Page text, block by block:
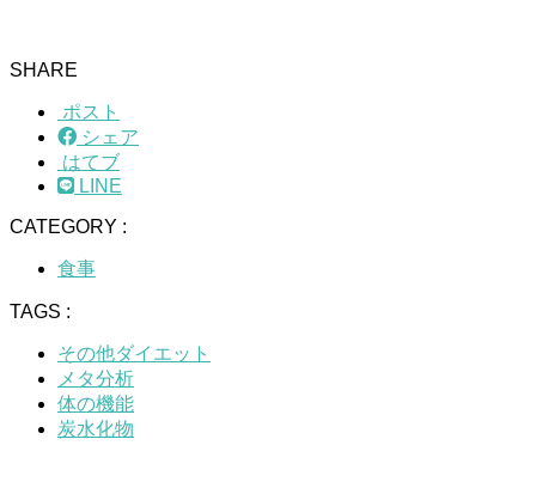
SHARE
ポスト
シェア
はてブ
LINE
CATEGORY :
食事
TAGS :
その他ダイエット
メタ分析
体の機能
炭水化物